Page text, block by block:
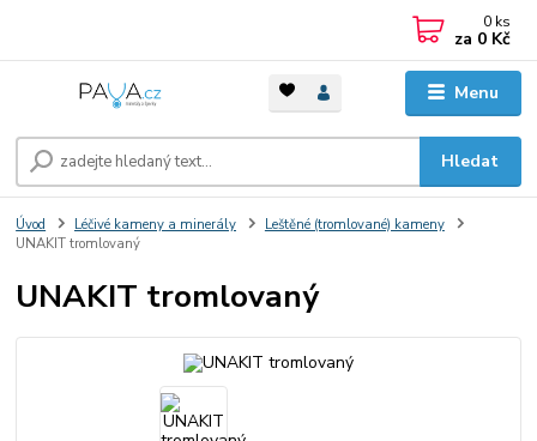
Menu
Hledat
0 ks
za 0 Kč
Úvod Léčivé kameny a minerály
Leštěné (tromlované) kameny
UNAKIT tromlovaný
UNAKIT tromlovaný